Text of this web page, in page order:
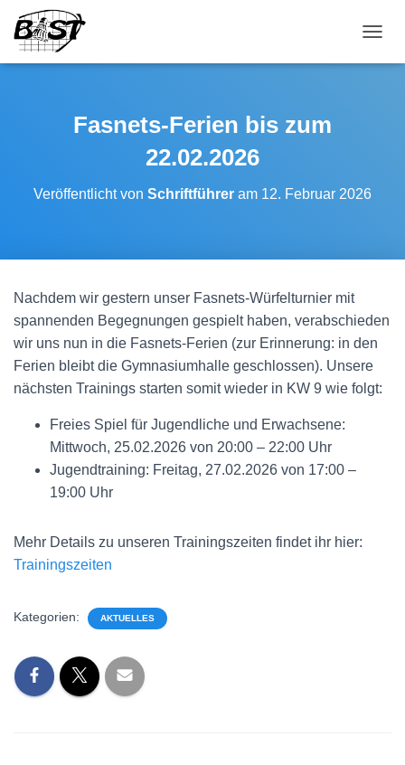
Fasnets-Ferien bis zum
22.02.2026
Veröffentlicht von Schriftführer am 12. Februar 2026
Nachdem wir gestern unser Fasnets-Würfelturnier mit
spannenden Begegnungen gespielt haben, verabschieden
wir uns nun in die Fasnets-Ferien (zur Erinnerung: in den
Ferien bleibt die Gymnasiumhalle geschlossen). Unsere
nächsten Trainings starten somit wieder in KW 9 wie folgt:
Freies Spiel für Jugendliche und Erwachsene:
Mittwoch, 25.02.2026 von 20:00 – 22:00 Uhr
Jugendtraining: Freitag, 27.02.2026 von 17:00 –
19:00 Uhr
Mehr Details zu unseren Trainingszeiten findet ihr hier:
Trainingszeiten
Kategorien: AKTUELLES